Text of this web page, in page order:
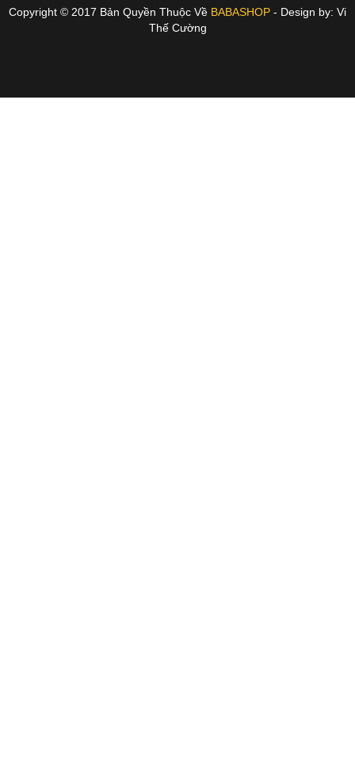
Copyright © 2017 Bản Quyền Thuộc Về BABASHOP - Design by: Vi
Thế Cường